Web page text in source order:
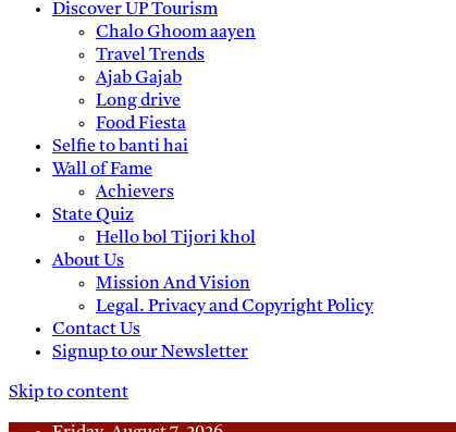
Discover UP Tourism
Chalo Ghoom aayen
Travel Trends
Ajab Gajab
Long drive
Food Fiesta
Selfie to banti hai
Wall of Fame
Achievers
State Quiz
Hello bol Tijori khol
About Us
Mission And Vision
Legal. Privacy and Copyright Policy
Contact Us
Signup to our Newsletter
Skip to content